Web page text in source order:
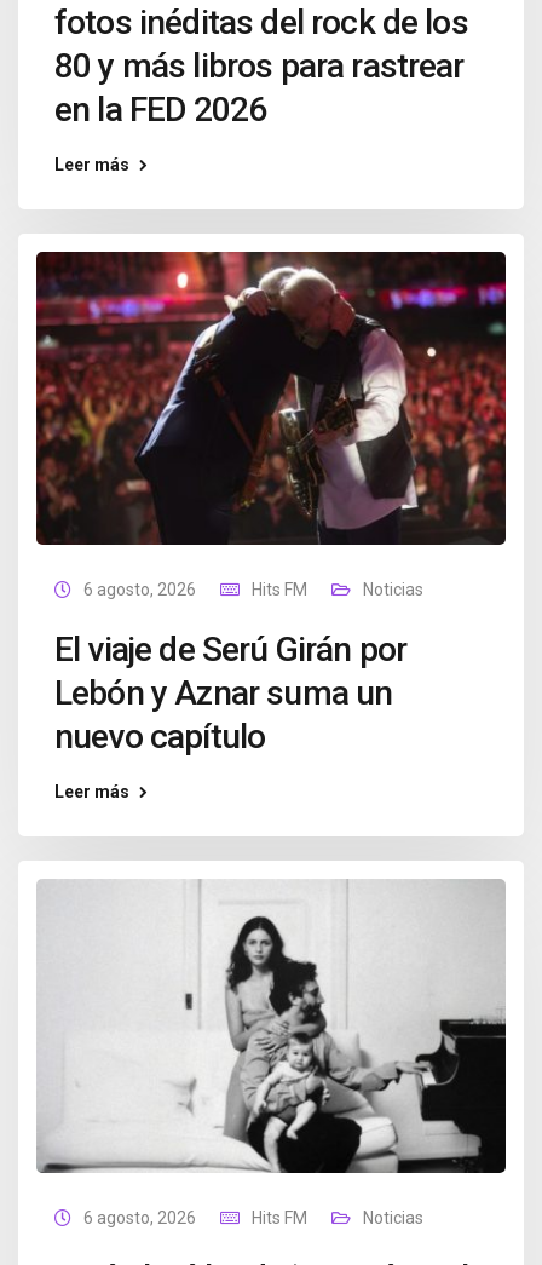
fotos inéditas del rock de los
80 y más libros para rastrear
en la FED 2026
Leer más
6 agosto, 2026 Hits FM Noticias
El viaje de Serú Girán por
Lebón y Aznar suma un
nuevo capítulo
Leer más
6 agosto, 2026 Hits FM Noticias